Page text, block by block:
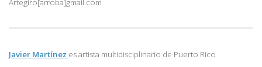
Artegiro[arroba]gmail.com
Javier Martínez es artista multidisciplinario de Puerto Rico